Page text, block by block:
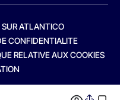
ATLANTICO
CONFIDENTIALITE
RELATIVE AUX COOKIES